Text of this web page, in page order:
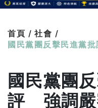
首頁 / 社會 /
國民黨團反擊民進黨
國民黨團
評 強調嚴